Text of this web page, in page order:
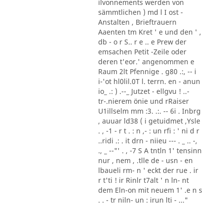
ilvonnements werden von
sämmtlichen ) md l I ost -
Anstalten , Brieftrauern
Aaenten tm Kret ' e und den ' ,
db - o r S.. r e .. e Prew der
emsachen Petit -Zeile oder
deren t'eor.' angenommen e
Raum 2lt Pfennige . g80 .:, -- i
i-'ot hl0lil.0T l. terrn. en - anun
io_ .: ) .--_ Jutzet - ellgvu ! ..-
tr-.nierem önie und rRaiser
U1illselm mm :3. .:. -- 6i . Inbrg
, auuar ld38 ( i getuidmet ,Ysle
. , -1 - r t . : n ,- : un rfi : ' ni d r
..ridi .: . it drn - niieu --- . _ .. -,
., _ --"' . , -7 S A tntln 1' tensinn
nur , nem , .tlle de - usn - en
lbaueli rm- n ' eckt der rue . ir
r t'ti ! ir Rinlr t7alt ' n ln- nt
dem Eln-on mit neuem 1' .e n s
. . - tr niln- un : irun lti - ..."